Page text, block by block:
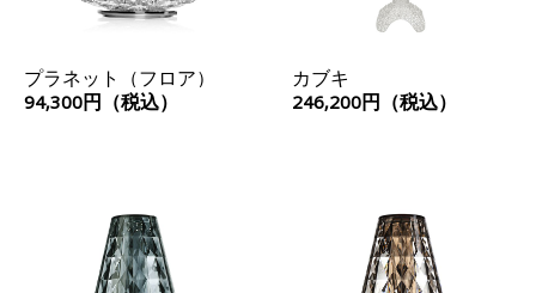
プラネット（フロア）
94,300円（税込）
カブキ
246,200円（税込）